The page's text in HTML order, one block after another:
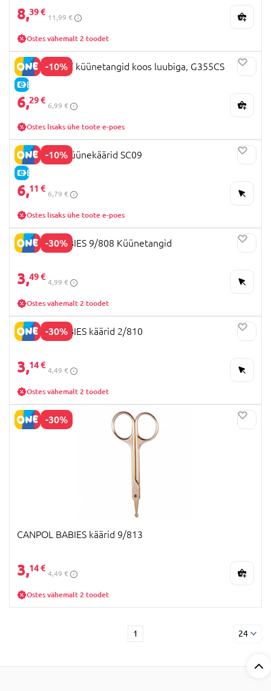
8,39 €
11,99 €
Ostes vähemalt 2 toodet
-10%
E-HIND
DREAMBABY küünetangid koos luubiga, G355CS
6,29 €
6,99 €
Ostes lisaks ühe toote e-poes
-10%
E-HIND
NUK beebi küünekäärid SC09
6,11 €
6,79 €
Ostes lisaks ühe toote e-poes
-30%
CANPOL BABIES 9/808 Küünetangid
3,49 €
4,99 €
Ostes vähemalt 2 toodet
-30%
CANPOL BABIES käärid 2/810
3,14 €
4,49 €
Ostes vähemalt 2 toodet
-30%
CANPOL BABIES käärid 9/813
3,14 €
4,49 €
Ostes vähemalt 2 toodet
1 24